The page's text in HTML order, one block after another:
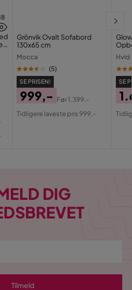
Grönvik Ovalt Sofabord
130x65 cm
Mocca
(5)
SE PRISEN!
Pris
999,-
Original
Før1.399,-
Tidligere laveste pris 999,-
cm
Hvid
SE
DIG
Tilmeld